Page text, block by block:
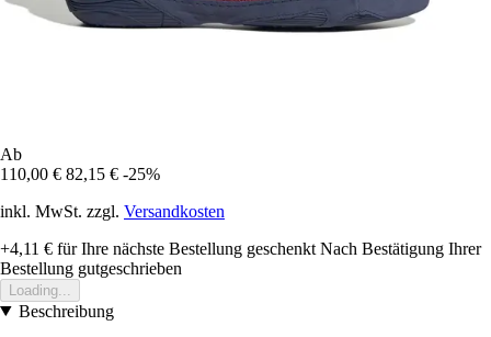
Ab
110,00 € 82,15 € -25%
inkl. MwSt. zzgl. Versandkosten
+4,11 € für Ihre nächste Bestellung geschenkt Nach Bestätigung Ihrer
Bestellung gutgeschrieben
Loading...
Beschreibung